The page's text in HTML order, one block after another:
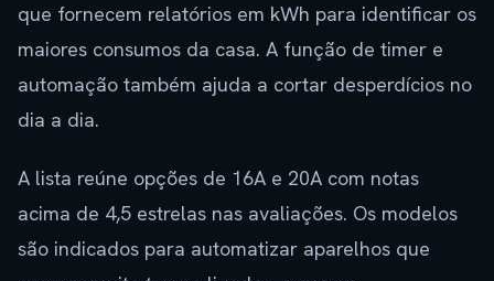
que fornecem relatórios em kWh para identificar os
maiores consumos da casa. A função de timer e
automação também ajuda a cortar desperdícios no
dia a dia.
A lista reúne opções de 16A e 20A com notas
acima de 4,5 estrelas nas avaliações. Os modelos
são indicados para automatizar aparelhos que